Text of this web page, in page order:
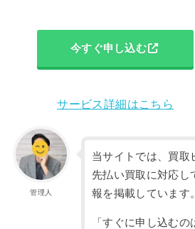
今すぐ申し込む
サービス詳細はこちら
管理人
当サイトでは、買取
先払い買取に対応し
報を掲載しています。
「すぐに申し込む